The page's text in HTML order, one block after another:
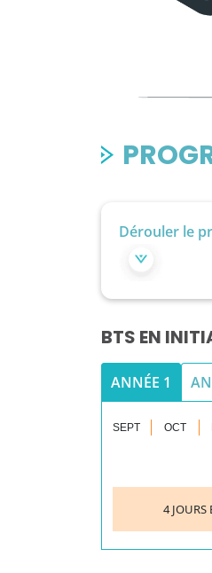
Dérouler le
BTS EN
ANNÉE 1
SEPT OCT
4 JOURS